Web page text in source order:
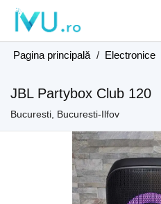
Pagina principală / Electronice
JBL Partybox Club 120
Bucuresti, Bucuresti-Ilfov